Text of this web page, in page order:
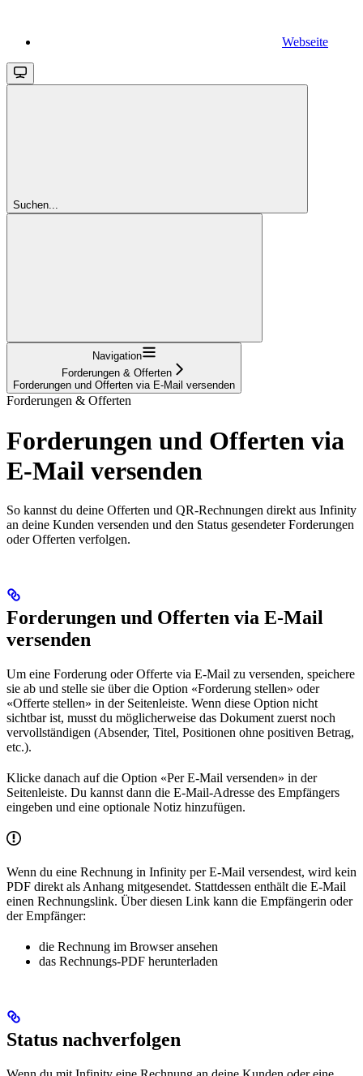
Webseite
Suchen...
Navigation
Forderungen & Offerten
Forderungen und Offerten via E-Mail versenden
Forderungen & Offerten
Forderungen und Offerten via
E-Mail versenden
So kannst du deine Offerten und QR-Rechnungen direkt aus Infinity
an deine Kunden versenden und den Status gesendeter Forderungen
oder Offerten verfolgen.
Forderungen und Offerten via E-Mail
versenden
Um eine Forderung oder Offerte via E-Mail zu versenden, speichere
sie ab und stelle sie über die Option «Forderung stellen» oder
«Offerte stellen» in der Seitenleiste. Wenn diese Option nicht
sichtbar ist, musst du möglicherweise das Dokument zuerst noch
vervollständigen (Absender, Titel, Positionen ohne positiven Betrag,
etc.).
Klicke danach auf die Option «Per E-Mail versenden» in der
Seitenleiste. Du kannst dann die E-Mail-Adresse des Empfängers
eingeben und eine optionale Notiz hinzufügen.
Wenn du eine Rechnung in Infinity per E-Mail versendest, wird kein
PDF direkt als Anhang mitgesendet. Stattdessen enthält die E-Mail
einen Rechnungslink. Über diesen Link kann die Empfängerin oder
der Empfänger:
die Rechnung im Browser ansehen
das Rechnungs-PDF herunterladen
Status nachverfolgen